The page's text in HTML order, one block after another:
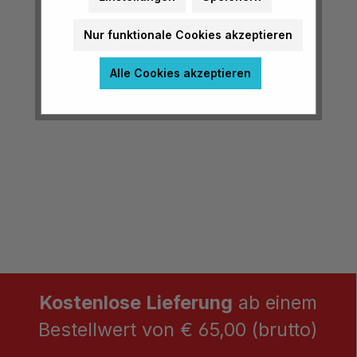
Kostenlose Lieferung ab einem
Bestellwert von € 65,00 (brutto)
Nur funktionale Cookies akzeptieren
Alle Cookies akzeptieren